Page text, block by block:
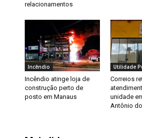
relacionamentos
Incêndio
Incêndio atinge loja de
construção perto de
posto em Manaus
Utilidade
Correios
unidade
Antônio